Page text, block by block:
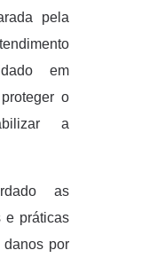
pela
em
o
a
as
e práticas
por